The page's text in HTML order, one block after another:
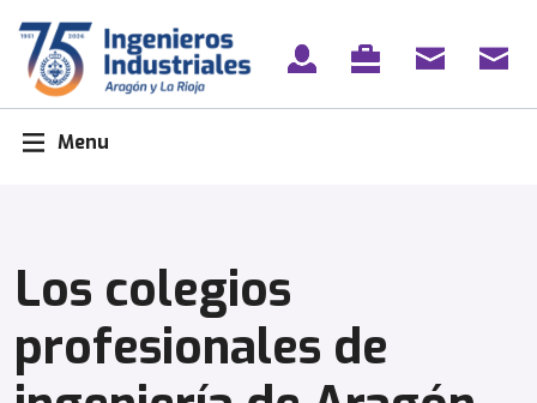
content
Menu
Los colegios
profesionales de